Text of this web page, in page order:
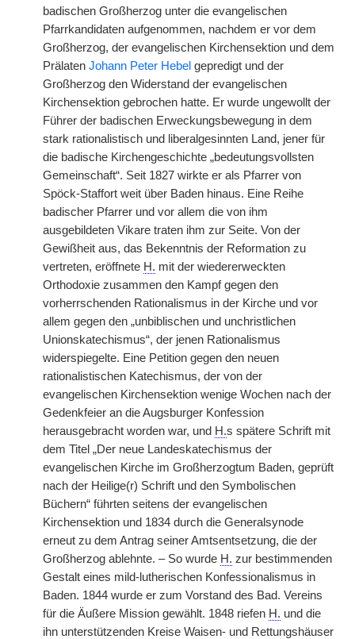
badischen Großherzog unter die evangelischen
Pfarrkandidaten aufgenommen, nachdem er vor dem
Großherzog, der evangelischen Kirchensektion und dem
Prälaten Johann Peter Hebel gepredigt und der
Großherzog den Widerstand der evangelischen
Kirchensektion gebrochen hatte. Er wurde ungewollt der
Führer der badischen Erweckungsbewegung in dem
stark rationalistisch und liberalgesinnten Land, jener für
die badische Kirchengeschichte „bedeutungsvollsten
Gemeinschaft“. Seit 1827 wirkte er als Pfarrer von
Spöck-Staffort weit über Baden hinaus. Eine Reihe
badischer Pfarrer und vor allem die von ihm
ausgebildeten Vikare traten ihm zur Seite. Von der
Gewißheit aus, das Bekenntnis der Reformation zu
vertreten, eröffnete H. mit der wiedererweckten
Orthodoxie zusammen den Kampf gegen den
vorherrschenden Rationalismus in der Kirche und vor
allem gegen den „unbiblischen und unchristlichen
Unionskatechismus“, der jenen Rationalismus
widerspiegelte. Eine Petition gegen den neuen
rationalistischen Katechismus, der von der
evangelischen Kirchensektion wenige Wochen nach der
Gedenkfeier an die Augsburger Konfession
herausgebracht worden war, und H.s spätere Schrift mit
dem Titel „Der neue Landeskatechismus der
evangelischen Kirche im Großherzogtum Baden, geprüft
nach der Heilige(r) Schrift und den Symbolischen
Büchern“ führten seitens der evangelischen
Kirchensektion und 1834 durch die Generalsynode
erneut zu dem Antrag seiner Amtsentsetzung, die der
Großherzog ablehnte. – So wurde H. zur bestimmenden
Gestalt eines mild-lutherischen Konfessionalismus in
Baden. 1844 wurde er zum Vorstand des Bad. Vereins
für die Äußere Mission gewählt. 1848 riefen H. und die
ihn unterstützenden Kreise Waisen- und Rettungshäuser